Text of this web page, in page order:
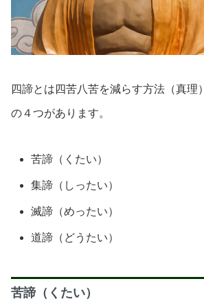
四諦とは四苦八苦を減らす方法（真理
の４つがあります。
苦諦（くたい）
集諦（しったい）
滅諦（めったい）
道諦（どうたい）
苦諦（くたい）